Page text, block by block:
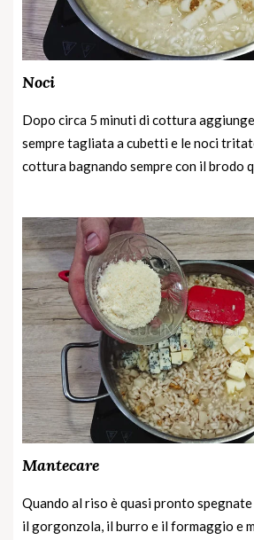
Noci
Dopo circa 5 minuti di cottura
sempre tagliata a cubetti e le noci
cottura bagnando sempre con il brodo
Mantecare
Quando al riso è quasi pronto
il gorgonzola, il burro e il formaggio e